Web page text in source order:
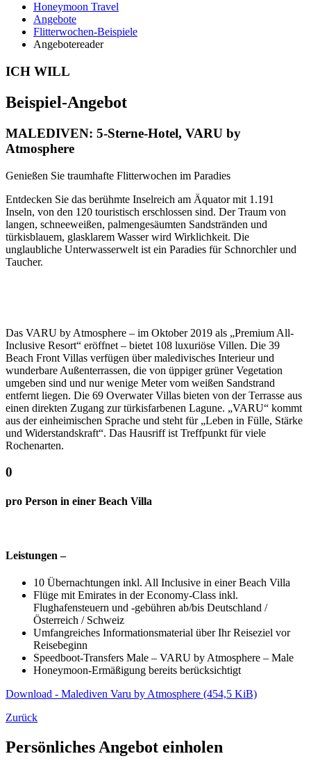
Honeymoon Travel
Angebote
Flitterwochen-Beispiele
Angebotereader
ICH WILL
Beispiel-Angebot
MALEDIVEN: 5-Sterne-Hotel, VARU by
Atmosphere
Genießen Sie traumhafte Flitterwochen im Paradies
Entdecken Sie das berühmte Inselreich am Äquator mit 1.191
Inseln, von den 120 touristisch erschlossen sind. Der Traum von
langen, schneeweißen, palmengesäumten Sandstränden und
türkisblauem, glasklarem Wasser wird Wirklichkeit. Die
unglaubliche Unterwasserwelt ist ein Paradies für Schnorchler und
Taucher.
Das VARU by Atmosphere – im Oktober 2019 als „Premium All-
Inclusive Resort“ eröffnet – bietet 108 luxuriöse Villen. Die 39
Beach Front Villas verfügen über maledivisches Interieur und
wunderbare Außenterrassen, die von üppiger grüner Vegetation
umgeben sind und nur wenige Meter vom weißen Sandstrand
entfernt liegen. Die 69 Overwater Villas bieten von der Terrasse aus
einen direkten Zugang zur türkisfarbenen Lagune. „VARU“ kommt
aus der einheimischen Sprache und steht für „Leben in Fülle, Stärke
und Widerstandskraft“. Das Hausriff ist Treffpunkt für viele
Rochenarten.
0
pro Person in einer Beach Villa
Leistungen –
10 Übernachtungen inkl. All Inclusive in einer Beach Villa
Flüge mit Emirates in der Economy-Class inkl.
Flughafensteuern und -gebühren ab/bis Deutschland /
Österreich / Schweiz
Umfangreiches Informationsmaterial über Ihr Reiseziel vor
Reisebeginn
Speedboot-Transfers Male – VARU by Atmosphere – Male
Honeymoon-Ermäßigung bereits berücksichtigt
Download - Malediven Varu by Atmosphere (454,5 KiB)
Zurück
Persönliches Angebot einholen